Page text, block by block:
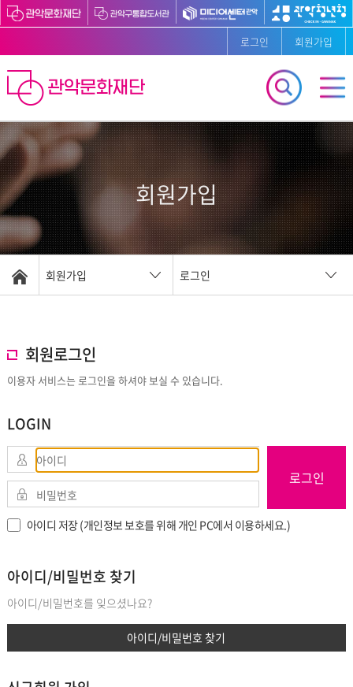
로그인 회원가입
회원가입
회원가입 로그인
회원로그인
이용자 서비스는 로그인을 하셔야 보실 수 있습니다.
LOGIN
아이디 저장 (개인정보 보호를 위해 개인 PC에서 이용하세요.)
로그인
아이디/비밀번호 찾기
아이디/비밀번호를 잊으셨나요?
아이디/비밀번호 찾기